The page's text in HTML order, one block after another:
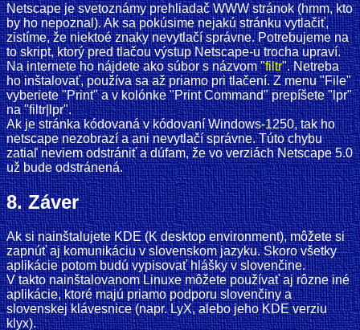
Netscape je svetoznámy prehliadač WWW stránok (hmm, kto
by ho nepoznal). Ak sa pokúsime nejakú stránku vytlačiť,
zistíme, že niektoé znaky nevytlačí správne. Potrebujeme na
to skript, ktorý pred tlačou výstup Netscape-u trocha upraví.
Na internete ho nájdete ako súbor s názvom "filtr". Netreba
ho inštalovať, používa sa až priamo pri tlačení. Z menu "File"
vyberiete "Print" a v kolónke "Print Command" prepíšete "lpr"
na "filtr|lpr".
Ak je stránka kódovaná v kódovaní Windows-1250, tak ho
netscape nezobrazí a ani nevytlačí správne. Túto chybu
zatiaľ neviem odstrániť a dúfam, že vo verziách Netscape 5.0
už bude odstránená.
8. Záver
Ak si nainštalujete KDE (K desktop environment), môžete si
zapnúť aj komunikáciu v slovenskom jazyku. Skoro všetky
aplikácie potom budú vypisovať hlášky v slovenčine.
V takto nainštalovanom Linuxe môžete používať aj rôzne iné
aplikácie, ktoré majú priamo podporu slovenčiny a
slovenskej klávesnice (napr. LyX, alebo jeho KDE verziu
klyx).